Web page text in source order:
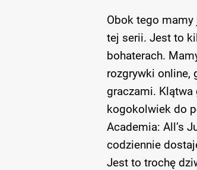
Obok tego
tej serii. Jest to
bohaterach.
rozgrywki online,
graczami. Klątwa
kogokolwiek do
Academia: All’s
codziennie
Jest to trochę